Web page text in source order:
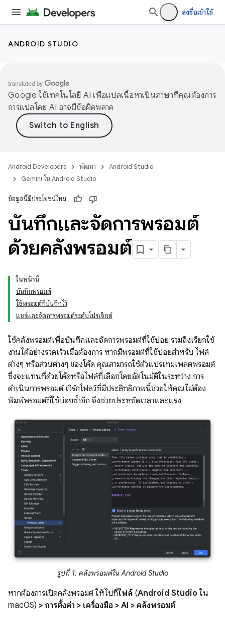
ลงชื่อเข้าใช้
ANDROID STUDIO
Google ใช้เทคโนโลยี AI เพื่อแปลเนื้อหาเป็นภาษาที่คุณต้องการ
การแปลโดย AI อาจมีข้อผิดพลาด
Android Developers พัฒนา
Android Studio
Gemini ใน Android Studio
ข้อมูลนี้มีประโยชน์ไหม
บันทึกและจัดการพรอมต์
ด้วยคลังพรอมต์
ในหน้านี้
บันทึกพรอมต์
ใช้พรอมต์ที่บันทึกไว้
แชร์และจัดการพรอมต์ระดับโปรเจ็กต์
ใช้คลังพรอมต์เพื่อบันทึกและจัดการพรอมต์ที่ใช้บ่อย รวมถึงเรียกใช้
งานได้อย่างรวดเร็วเมื่อต้องการ หากมีพรอมต์ที่ใช้บ่อยสำหรับ ไฟล์
ต่างๆ หรือส่วนต่างๆ ของโค้ด คุณสามารถใช้ตัวแปรเทมเพลตพรอมต์
ซึ่งจะแทนที่ด้วยโค้ดหรือไฟล์ที่เลือกโดยอัตโนมัติในระหว่าง การ
ดำเนินการพรอมต์ เวิร์กโฟลว์ที่มีประสิทธิภาพนี้ช่วยให้คุณไม่ต้อง
พิมพ์พรอมต์ที่ใช้บ่อยซ้ำอีก จึงช่วยประหยัดเวลาและแรง
รูปที่ 1: คลังพรอมต์ใน Android Studio
หากต้องการเปิดคลังพรอมต์ ให้ไปที่ไฟล์ (Android Studio ใน
macOS) > การตั้งค่า > เครื่องมือ > AI > คลังพรอมต์